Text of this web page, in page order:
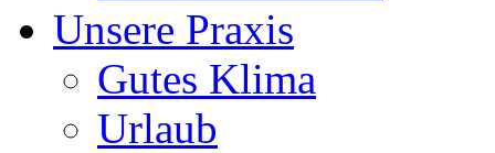
Unsere Praxis
Gutes Klima
Urlaub